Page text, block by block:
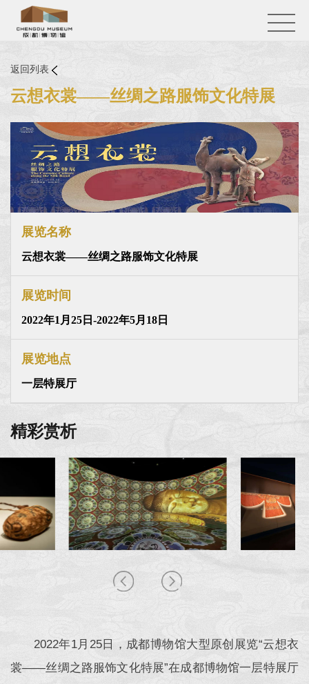
返回列表
云想衣裳——丝绸之路服饰文化特展
展览名称
云想衣裳——丝绸之路服饰文化特展
展览时间
2022年1月25日-2022年5月18日
展览地点
一层特展厅
精彩赏析
2022年1月25日，成都博物馆大型原创展览“云想衣
裳——丝绸之路服饰文化特展”在成都博物馆一层特展厅